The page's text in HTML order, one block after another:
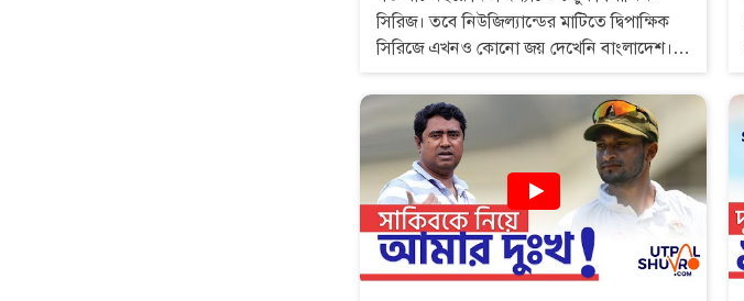
সিরিজ। তবে নিউজিল্যান্ডের মাটিতে দ্বিপাক্ষিক
সিরিজে এখনও কোনো জয় দেখেনি বাংলাদেশ।
টাইগাররা। ১ জানুয়ারি থেকে মাউন্ট মঙ্গানুইয়ে
সিরিজের প্রথম টেস্টে মাঠে নামবে বাংলাদেশ দল।
সে টেস্টে টাইগারদের জয় পাবার সম্ভাবনা
কতটুকু?